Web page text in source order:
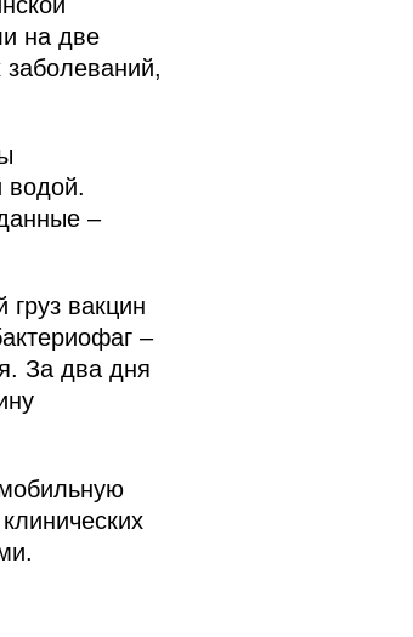
на две
заболеваний,
водой.
–
вакцин
–
За два дня